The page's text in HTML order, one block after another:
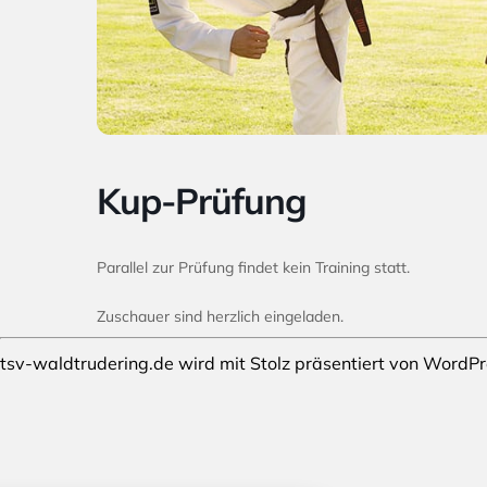
Kup-Prüfung
Parallel zur Prüfung findet kein Training statt.
Zuschauer sind herzlich eingeladen.
tsv-waldtrudering.de wird mit Stolz präsentiert von